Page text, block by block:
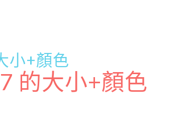
小+顏色
的大小+顏色